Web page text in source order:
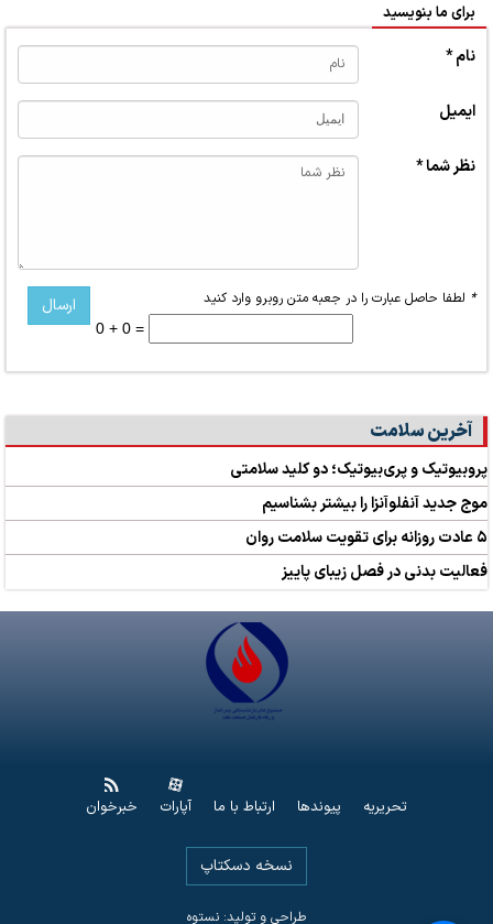
برای ما بنویسید
نام *
ایمیل
نظر شما *
* لطفا حاصل عبارت را در جعبه متن روبرو وارد کنید
0 + 0 =
آخرین سلامت
پروبیوتیک و پری‌بیوتیک؛ دو کلید سلامتی
موج جدید آنفلوآنزا را بیشتر بشناسیم
۵ عادت روزانه برای تقویت سلامت روان
فعالیت بدنی در فصل زیبای پاییز
تحریریه پیوندها ارتباط با ما آپارات خبرخوان
نسخه دسکتاپ
طراحی و تولید: نستوه